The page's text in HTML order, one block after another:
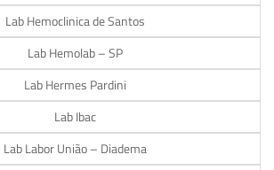
Lab Hemoclinica de Santos
Lab Hemolab – SP
Lab Hermes Pardini
Lab Ibac
Lab Labor União – Diadema